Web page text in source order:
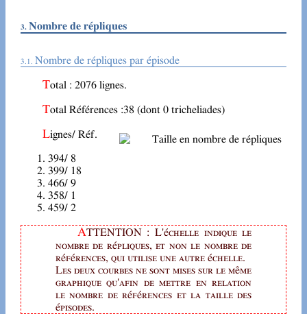
Nombre de répliques
Nombre de répliques par épisode
Total : 2076 lignes.
Total Références :38 (dont 0 tricheliades)
Lignes/ Réf.
394/ 8
399/ 18
466/ 9
358/ 1
459/ 2
ATTENTION : L'échelle indique le
nombre de répliques, et non le nombre de
références, qui utilise une autre échelle.
Les deux courbes ne sont mises sur le même
graphique qu'afin de mettre en relation
le nombre de références et la taille des
épisodes.